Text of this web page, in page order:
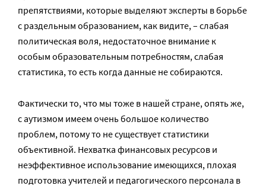
препятствиями, которые выделяют эксперты в борьбе
с раздельным образованием, как видите, – слабая
политическая воля, недостаточное внимание к
особым образовательным потребностям, слабая
статистика, то есть когда данные не собираются.
Фактически то, что мы тоже в нашей стране, опять же,
с аутизмом имеем очень большое количество
проблем, потому то не существует статистики
объективной. Нехватка финансовых ресурсов и
неэффективное использование имеющихся, плохая
подготовка учителей и педагогического персонала в